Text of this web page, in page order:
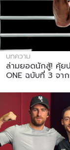
บทความ
ล่ามยอดนักสู้! คุ้ย
ONE ฉบับที่ 3 จา